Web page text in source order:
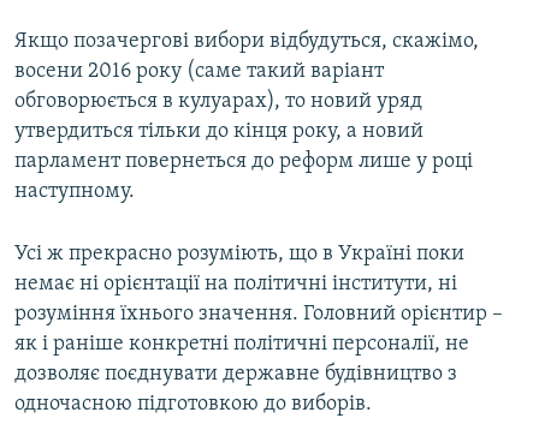
Якщо позачергові вибори відбудуться, скажімо,
восени 2016 року (саме такий варіант
обговорюється в кулуарах), то новий уряд
утвердиться тільки до кінця року, а новий
парламент повернеться до реформ лише у році
наступному.
Усі ж прекрасно розуміють, що в Україні поки
немає ні орієнтації на політичні інститути, ні
розуміння їхнього значення. Головний орієнтир –
як і раніше конкретні політичні персоналії, не
дозволяє поєднувати державне будівництво з
одночасною підготовкою до виборів.